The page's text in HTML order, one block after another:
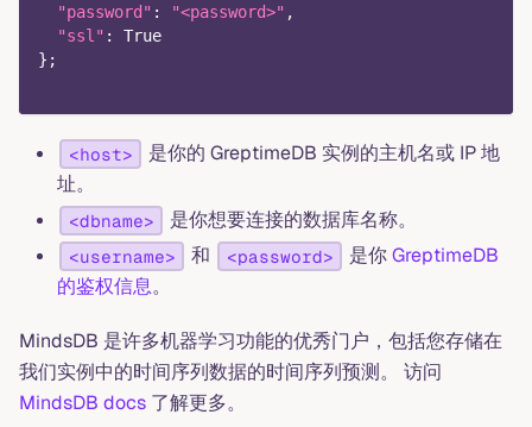
"password" : "<password>" ,
"ssl" : True
} ;
<host>
是你的 GreptimeDB 实例的主机名或 IP 地
址。
<dbname> 是你想要连接的数据库名称。
<username> 和 <password> 是你GreptimeDB
的鉴权信息。
MindsDB 是许多机器学习功能的优秀门户，包括您存储在
我们实例中的时间序列数据的时间序列预测。 访问
MindsDB docs 了解更多。